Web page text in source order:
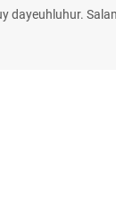
dayeuhluhur.